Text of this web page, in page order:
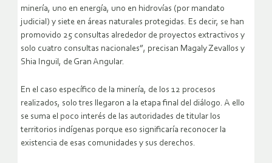
minería, uno en energía, uno en hidrovías (por mandato
judicial) y siete en áreas naturales protegidas. Es decir, se han
promovido 25 consultas alrededor de proyectos extractivos y
solo cuatro consultas nacionales”, precisan Magaly Zevallos y
Shia Inguil, de Gran Angular.
En el caso específico de la minería, de los 12 procesos
realizados, solo tres llegaron a la etapa final del diálogo. A ello
se suma el poco interés de las autoridades de titular los
territorios indígenas porque eso significaría reconocer la
existencia de esas comunidades y sus derechos.